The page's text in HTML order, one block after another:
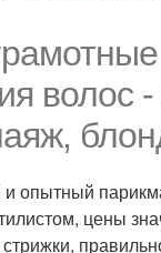
волос
опытный
цены